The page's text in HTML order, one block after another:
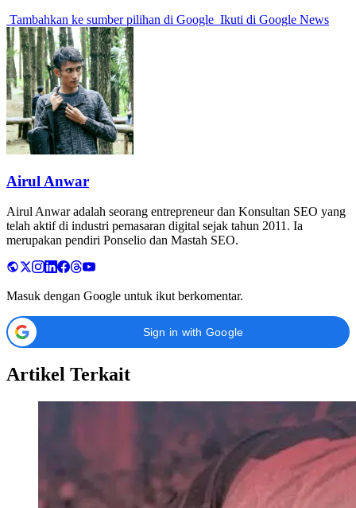
Tambahkan ke sumber pilihan di Google Ikuti di Google News
Airul Anwar
Airul Anwar adalah seorang entrepreneur dan Konsultan SEO yang
telah aktif di industri pemasaran digital sejak tahun 2011. Ia
merupakan pendiri Ponselio dan Mastah SEO.
Masuk dengan Google untuk ikut berkomentar.
Sign in with Google
Artikel Terkait